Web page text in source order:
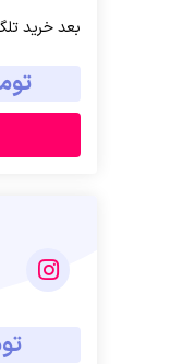
بعد خرید
تومان